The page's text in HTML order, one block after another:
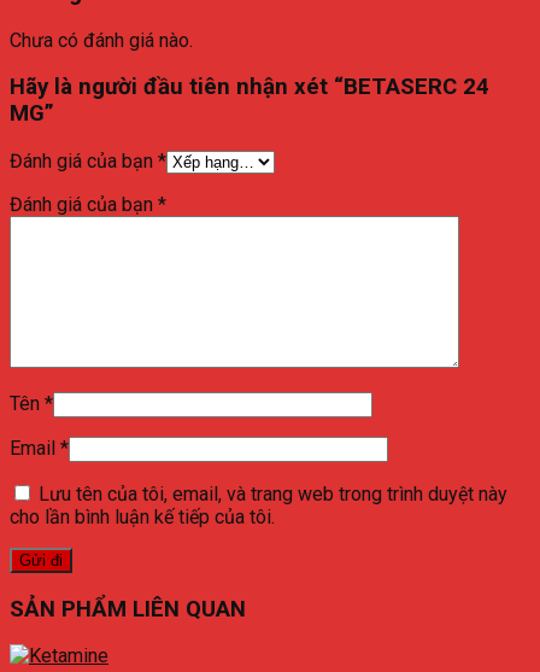
Chưa có đánh giá nào.
Hãy là người đầu tiên nhận xét “BETASERC 24
MG”
Đánh giá của bạn *
Đánh giá của bạn *
Tên *
Email *
Lưu tên của tôi, email, và trang web trong trình duyệt này
cho lần bình luận kế tiếp của tôi.
SẢN PHẨM LIÊN QUAN